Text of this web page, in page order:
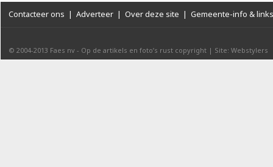
Contacteer ons | Adverteer | Over deze site | Gemeente-info & links
© 2004-2013 Faes nv - Op de artikels en foto’s rust copyright | Site: Webstylers